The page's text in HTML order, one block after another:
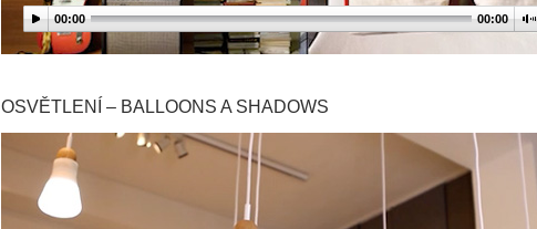
00:00 00:00
OSVĚTLENÍ – BALLOONS A SHADOWS